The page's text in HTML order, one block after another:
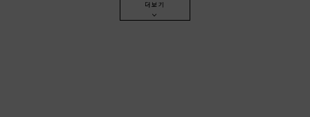
더보기